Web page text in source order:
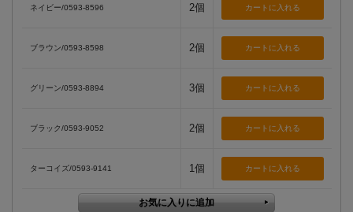
ネイビー/0593-8596 2個
ブラウン/0593-8598 2個
グリーン/0593-8894 3個
ブラック/0593-9052 2個
ターコイズ/0593-9141 1個